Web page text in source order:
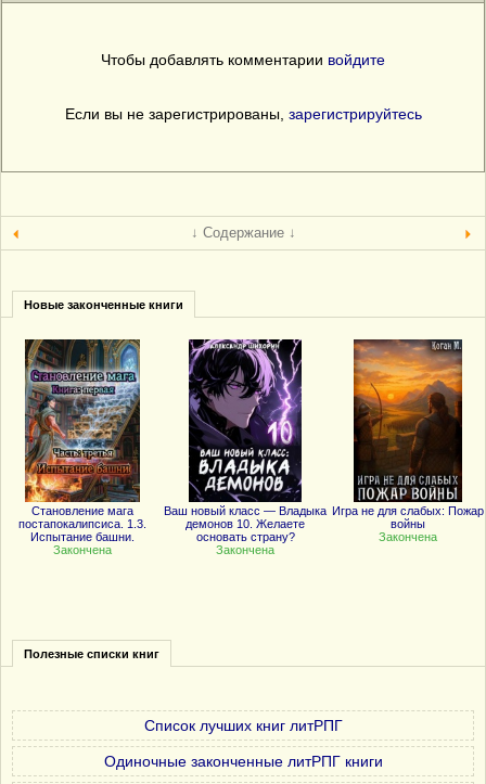
Чтобы добавлять комментарии войдите
Если вы не зарегистрированы, зарегистрируйтесь
↓ Содержание ↓
Новые законченные книги
Становление мага
постапокалипсиса. 1.3.
Испытание башни.
Закончена
Ваш новый класс — Владыка
демонов 10. Желаете
основать страну?
Закончена
Игра не для слабых: Пожар
войны
Закончена
Полезные списки книг
Список лучших книг литРПГ
Одиночные законченные литРПГ книги